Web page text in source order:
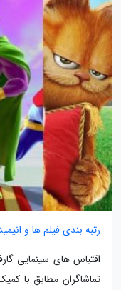
رتبه بندی فیلم ها و
تماشاگران مطابق با